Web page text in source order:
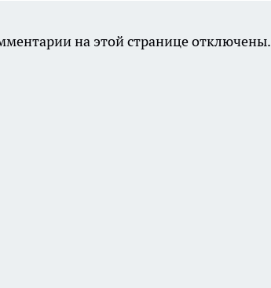
на этой странице отключены.